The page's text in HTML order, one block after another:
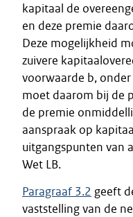
kapitaal de
en deze premie
Deze mogelijkheid
zuivere
voorwaarde b,
moet daarom bij de
de premie
aanspraak op
uitgangspunten van
Wet LB.
Paragraaf 3.2 geeft
vaststelling van de